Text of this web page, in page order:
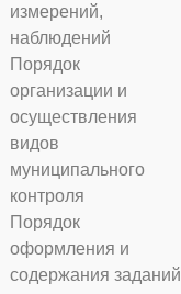
измерений,
наблюдений
Порядок
организации и
осуществления
видов
муниципального
контроля
Порядок
оформления и
содержания заданий